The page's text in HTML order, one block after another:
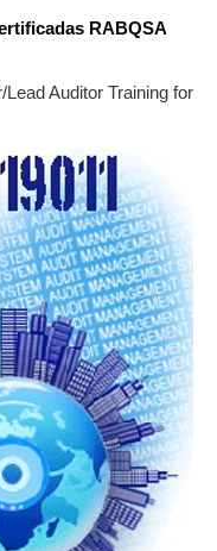
RABQSA
Lead Auditor Training for